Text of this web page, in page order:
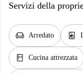
Servizi della
chair Arredato local_laundry_service
kitchen Cucina attrezzata